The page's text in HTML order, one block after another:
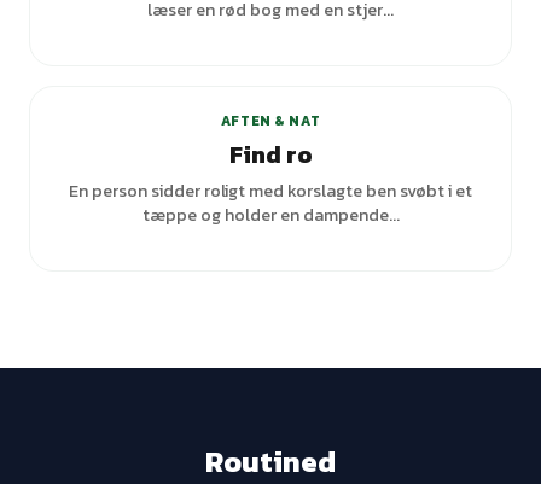
læser en rød bog med en stjer...
AFTEN & NAT
Find ro
En person sidder roligt med korslagte ben svøbt i et
tæppe og holder en dampende...
Routined